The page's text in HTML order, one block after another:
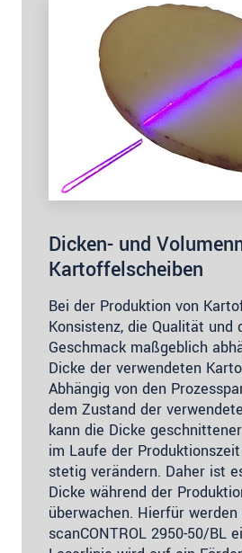
Dicken- und
Kartoffelscheiben
Bei der Produktion von
Konsistenz, die Qualität und
Geschmack maßgeblich
Dicke der verwendeten
Abhängig von den
dem Zustand der
kann die Dicke
im Laufe der
stetig verändern. Daher ist
Dicke während der
überwachen. Hierfür werden
scanCONTROL 2950-50/BL